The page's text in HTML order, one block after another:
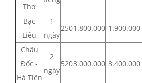
Thơ
Bạc
Liêu
1
ngày
2501.800.000 1.900.000
Châu
Đốc -
Hà Tiên
2
ngày
5203.000.000 3.400.000